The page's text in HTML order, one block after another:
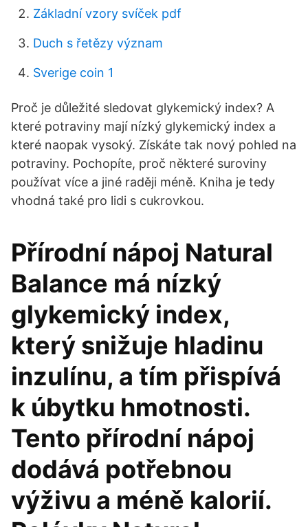
Základní vzory svíček pdf
Duch s řetězy význam
Sverige coin 1
Proč je důležité sledovat glykemický index? A
které potraviny mají nízký glykemický index a
které naopak vysoký. Získáte tak nový pohled na
potraviny. Pochopíte, proč některé suroviny
používat více a jiné raději méně. Kniha je tedy
vhodná také pro lidi s cukrovkou.
Přírodní nápoj Natural
Balance má nízký
glykemický index,
který snižuje hladinu
inzulínu, a tím přispívá
k úbytku hmotnosti.
Tento přírodní nápoj
dodává potřebnou
výživu a méně kalorií.